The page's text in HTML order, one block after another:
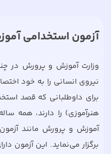
آزمون استخدامی
وزارت آموزش و پرورش در
نیروی انسانی را به خود
برای داوطلبانی که قصد
هنرآموزی) را دارند، همه
آموزش و پرورش مانند
برگزار می‌نماید. این آزمون